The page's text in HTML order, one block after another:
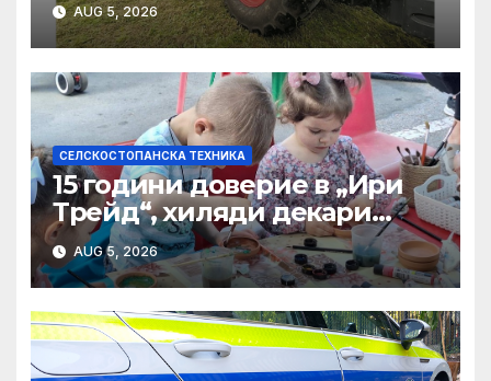
AUG 5, 2026
СЕЛСКОСТОПАНСКА ТЕХНИКА
15 години доверие в „Ири
Трейд“, хиляди декари
успех – историята на
Мартин Богдановски
AUG 5, 2026